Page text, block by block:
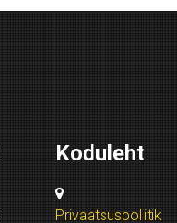
Koduleht
Privaatsuspoliitik